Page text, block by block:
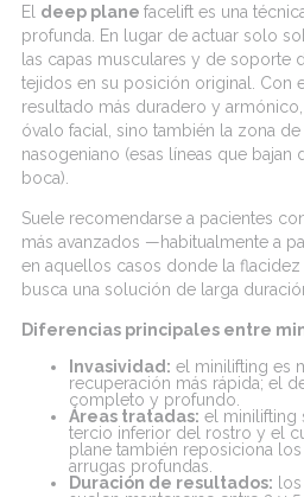
El deep plane facelift es una
profunda. En lugar de actuar solo
las capas musculares y de
tejidos en su posición original. Con
resultado más duradero y
óvalo facial, sino también la zona
nasogeniano (esas líneas que bajan
boca).
Suele recomendarse a pacientes
más avanzados —habitualmente a
en aquellos casos donde la flacidez
busca una solución de larga
Diferencias principales entre
Invasividad : el minilifting es
recuperación más rápida; el
completo y profundo.
Áreas tratadas: el minilifting
tercio inferior del rostro y el
plane también reposiciona
arrugas profundas.
Duración de resultados: